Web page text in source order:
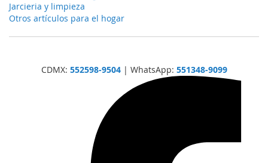
Jarcieria y limpieza
Otros artículos para el hogar
CDMX: 552598-9504| WhatsApp: 551348-9099